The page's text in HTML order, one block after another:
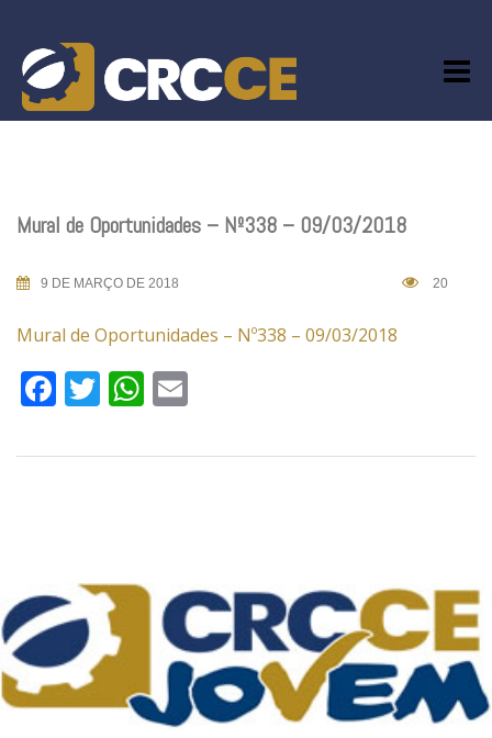
content
Mural de Oportunidades – Nº338 – 09/03/2018
9 DE MARÇO DE 2018 20
Mural de Oportunidades – Nº338 – 09/03/2018
Facebook
TwitterWhatsApp